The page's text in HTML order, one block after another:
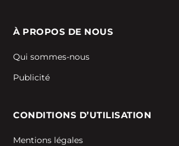
À PROPOS DE NOUS
Qui sommes-nous
Publicité
CONDITIONS D’UTILISATION
Mentions légales